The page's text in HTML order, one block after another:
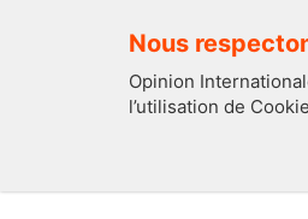
Nous
Opinion
l’utilisation de